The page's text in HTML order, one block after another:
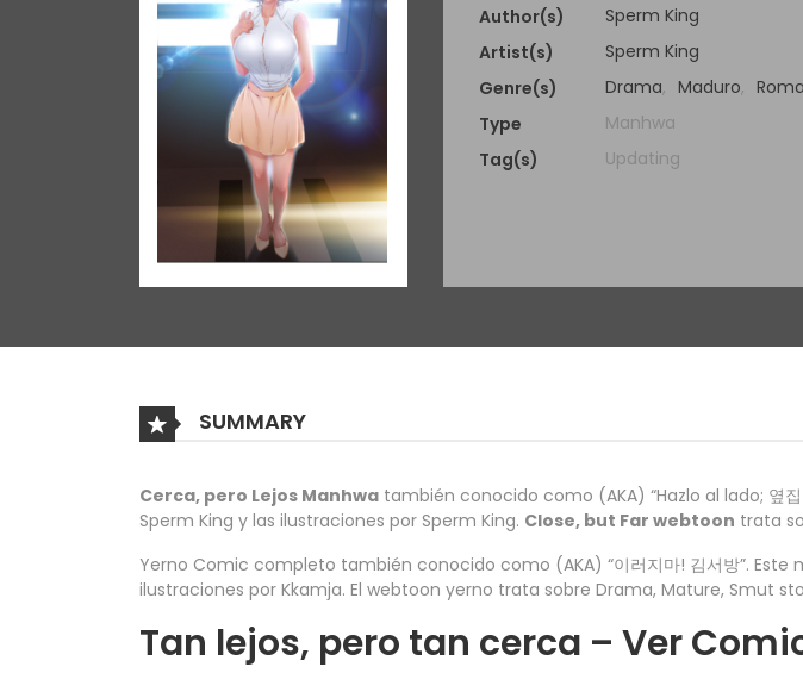
Author(s)
Sperm King
Artist(s)
Sperm King
Genre(s)
Drama, Maduro,
Type
Manhwa
Tag(s)
Updating
SUMMARY
Cerca, pero Lejos Manhwa también conocido como (AKA) “Hazlo al lado; 옆
Sperm King y las ilustraciones por Sperm King. Close, but Far webtoon trata
Yerno Comic completo también conocido como (AKA) “이러지마! 김서방”.
ilustraciones por Kkamja. El webtoon yerno trata sobre Drama, Mature, Smut
Tan lejos, pero tan cerca – Ver Comic